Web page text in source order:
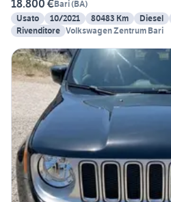
18.800 €Bari(BA)
Usato
10/2021 80483 Km Diesel
Rivenditore Volkswagen Zentrum Bari